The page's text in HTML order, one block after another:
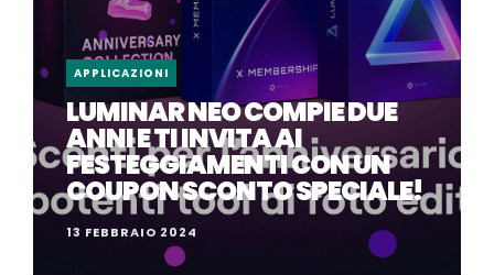
APPLICAZIONI
LUMINAR NEO COMPIE DUE
ANNI E TI INVITA AI
FESTEGGIAMENTI CON UN
COUPON SCONTO SPECIALE!
13 FEBBRAIO 2024